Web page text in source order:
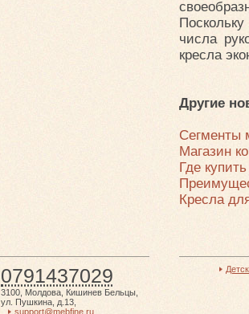
числа
кресла
Другие
Сегменты
Магазин
Где
Кресла
0791437029
3100 Молдова Кишинев Бельцы
ул. Пушкина, д.13
support@mebfine.ru